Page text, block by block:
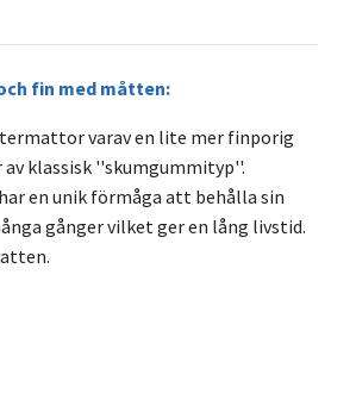
fin med måtten:
varav en lite mer finporig
klassisk ''skumgummityp''.
en unik förmåga att behålla sin
gånger vilket ger en lång livstid.